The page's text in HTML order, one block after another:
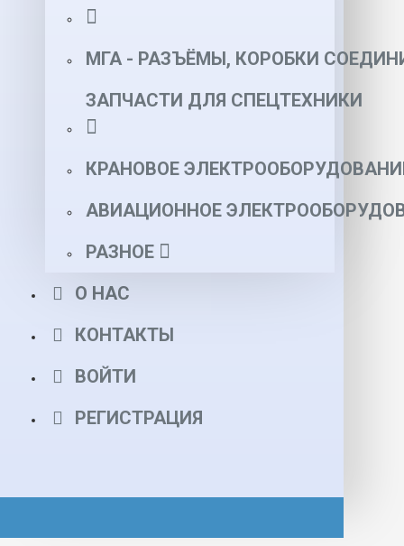
МГА - РАЗЪЁМЫ, КОРОБКИ
ЗАПЧАСТИ ДЛЯ СПЕЦТЕХНИКИ
КРАНОВОЕ
АВИАЦИОННОЕ
РАЗНОЕ
О НАС
КОНТАКТЫ
ВОЙТИ
РЕГИСТРАЦИЯ